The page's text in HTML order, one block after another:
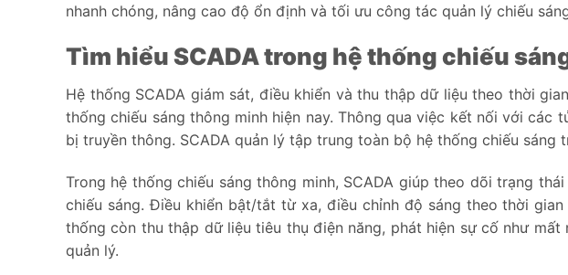
nhanh chóng, nâng cao độ ổn định và tối ưu công tác quản lý chiếu
Tìm hiểu SCADA trong hệ thống chiếu
Hệ thống SCADA giám sát, điều khiển và thu thập dữ liệu theo thời
thống chiếu sáng thông minh hiện nay. Thông qua việc kết nối với các
bị truyền thông. SCADA quản lý tập trung toàn bộ hệ thống chiếu sáng
Trong hệ thống chiếu sáng thông minh, SCADA giúp theo dõi trạng
chiếu sáng. Điều khiển bật/tắt từ xa, điều chỉnh độ sáng theo thời
thống còn thu thập dữ liệu tiêu thụ điện năng, phát hiện sự cố như
quản lý.